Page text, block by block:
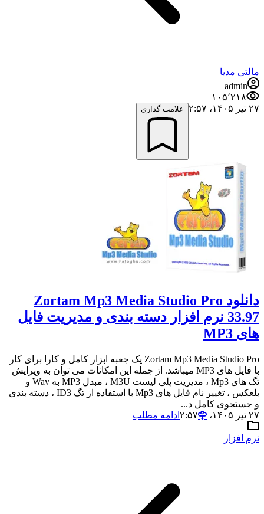
مالتی مدیا
admin
۱۰۵٬۲۱۸
۲۷ تیر ۱۴۰۵،‏ ۲:۵۷
علامت گذاری
دانلود Zortam Mp3 Media Studio Pro
33.97 نرم افزار دسته بندی و مدیریت فایل
های MP3
Zortam Mp3 Media Studio Pro یک جعبه ابزار کامل و کارا برای کار
با فایل های MP3 میباشد. از جمله این امکانات می توان به ویرایش
تگ های Mp3 ، مدیریت پلی لیست M3U ، مبدل MP3 به Wav و
بلعکس ، تغییر نام فایل های Mp3 با استفاده از تگ ID3 ، دسته بندی
و جستجوی کامل د...
۲۷ تیر ۱۴۰۵،‏ ۲:۵۷
ادامه مطلب
نرم افزار